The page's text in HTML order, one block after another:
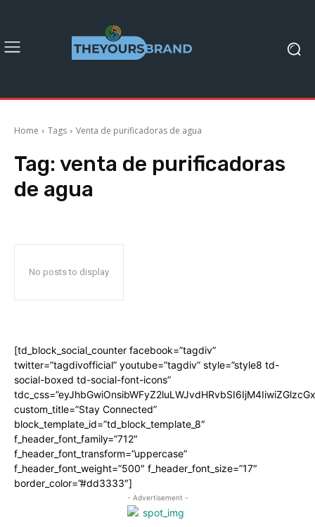
Home Tags Venta de purificadoras de agua
Tag: venta de purificadoras
de agua
No posts to display
[td_block_social_counter facebook=”tagdiv”
twitter=”tagdivofficial” youtube=”tagdiv” style=”style8 td-
social-boxed td-social-font-icons”
custom_title=”Stay Connected”
block_template_id=”td_block_template_8″
f_header_font_family=”712″
f_header_font_transform=”uppercase”
f_header_font_weight=”500″ f_header_font_size=”17″
border_color=”#dd3333″]
- Advertisement -